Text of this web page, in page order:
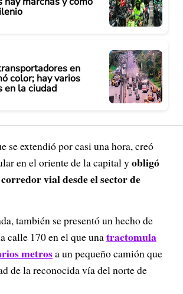
en
color; hay varios
en la ciudad
se extendió por casi una hora, creó
en el oriente de la capital yobligó
vial desde el sector de
también se presentó un hecho de
calle 170 en el que unatractomula
metrosa un pequeño camión que
de la reconocida vía del norte de